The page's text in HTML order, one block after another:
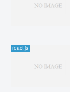
react.js